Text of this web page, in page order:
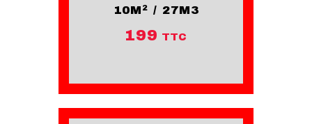
10M² / 27M3
199 TTC